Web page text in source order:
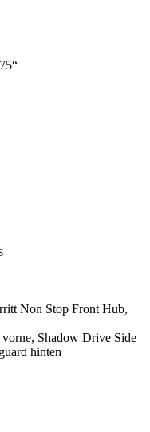
Non Stop Front Hub,
Shadow Drive Side
hinten